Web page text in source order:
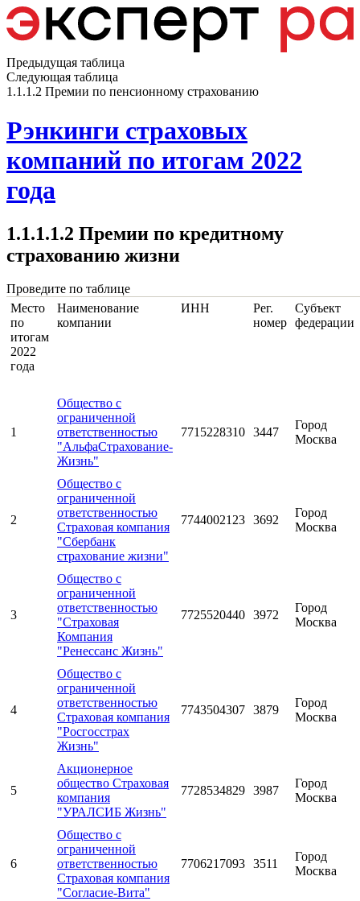
Предыдущая таблица
Следующая таблица
1.1.1.2 Премии по пенсионному страхованию
Рэнкинги страховых
компаний по итогам 2022
года
1.1.1.1.2 Премии по кредитному
страхованию жизни
Проведите по таблице
Место
по
итогам
2022
года
Наименование
компании
ИНН
Рег.
номер
Субъект
федерации
1
Общество с
ограниченной
ответственностью
"АльфаСтрахование-
Жизнь"
7715228310 3447
Город
Москва
2
Общество с
ограниченной
ответственностью
Страховая компания
"Сбербанк
страхование жизни"
7744002123 3692
Город
Москва
3
Общество с
ограниченной
ответственностью
"Страховая
Компания
"Ренессанс Жизнь"
7725520440 3972
Город
Москва
4
Общество с
ограниченной
ответственностью
Страховая компания
"Росгосстрах
Жизнь"
7743504307 3879
Город
Москва
5
Акционерное
общество Страховая
компания
"УРАЛСИБ Жизнь"
7728534829 3987
Город
Москва
6
Общество с
ограниченной
ответственностью
Страховая компания
"Согласие-Вита"
7706217093 3511
Город
Москва